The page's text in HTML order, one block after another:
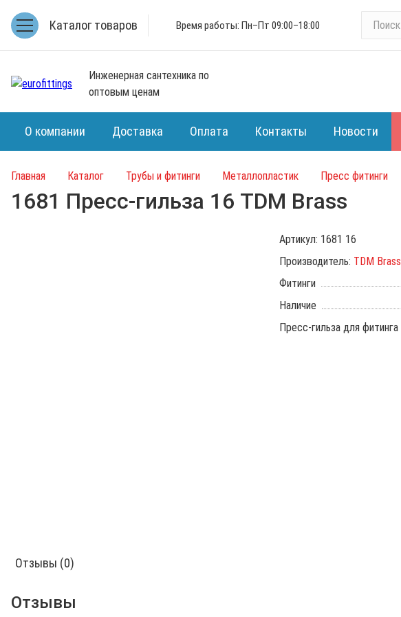
Каталог товаров Время работы: Пн–Пт 09:00–18:00
и
к
а
а
Инженерная сантехника по
оптовым ценам
О компании Доставка Оплата Контакты Новости
Главная Каталог Трубы и фитинги Металлопластик Пресс фитинги
1681 Пресс-гильза 16 TDM Brass
Артикул: 1681 16
Производитель: TDM Brass
Фитинги
Наличие
Пресс-гильза для фитинга
Отзывы (0)
Отзывы